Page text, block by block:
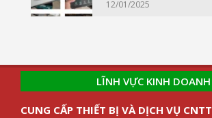
12/01/2025
LĨNH VỰC KINH DOANH
CUNG CẤP THIẾT BỊ VÀ DỊCH VỤ CNTT